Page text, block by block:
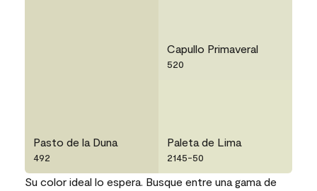
Pasto de la Duna
492
Capullo Primaveral
520
Paleta de Lima
2145-50
Su color ideal lo espera. Busque entre una gama de